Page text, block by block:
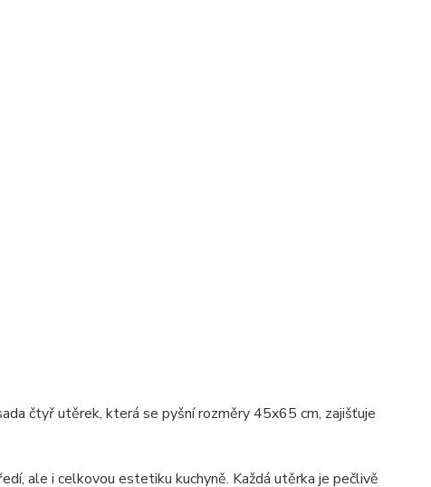
čtyř utěrek, která se pyšní rozměry 45x65 cm, zajišťuje
ale i celkovou estetiku kuchyně. Každá utěrka je pečlivě